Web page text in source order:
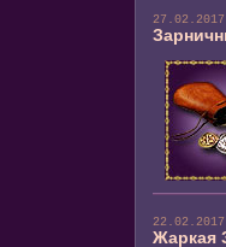
Жаркая